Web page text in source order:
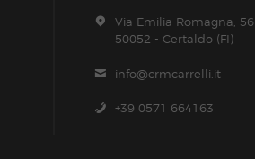
Via Emilia Romagna, 56
50052 - Certaldo (FI)
info@crmcarrelli.it
+39 0571 664163